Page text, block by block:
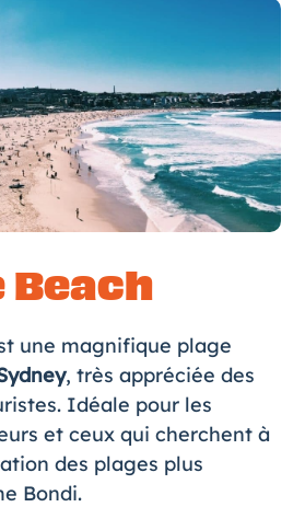
Beach
une magnifique plage
, très appréciée des
Idéale pour les
et ceux qui cherchent à
des plages plus
Bondi.